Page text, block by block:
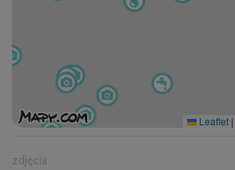
Leaflet |
zdjęcia